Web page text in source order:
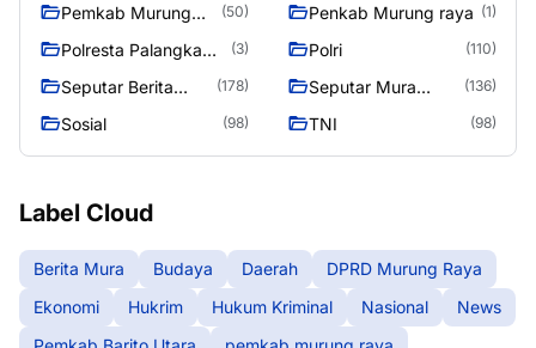
Pemkab Murung
(50) Penkab Murung raya (1)
Polresta Palangka
(3) Polri (110)
Seputar Berita
(178)
Seputar Mura
(136)
Sosial (98) TNI (98)
Label Cloud
Berita Mura Budaya Daerah
DPRD Murung Raya
Ekonomi
Hukrim Hukum Kriminal Nasional
News